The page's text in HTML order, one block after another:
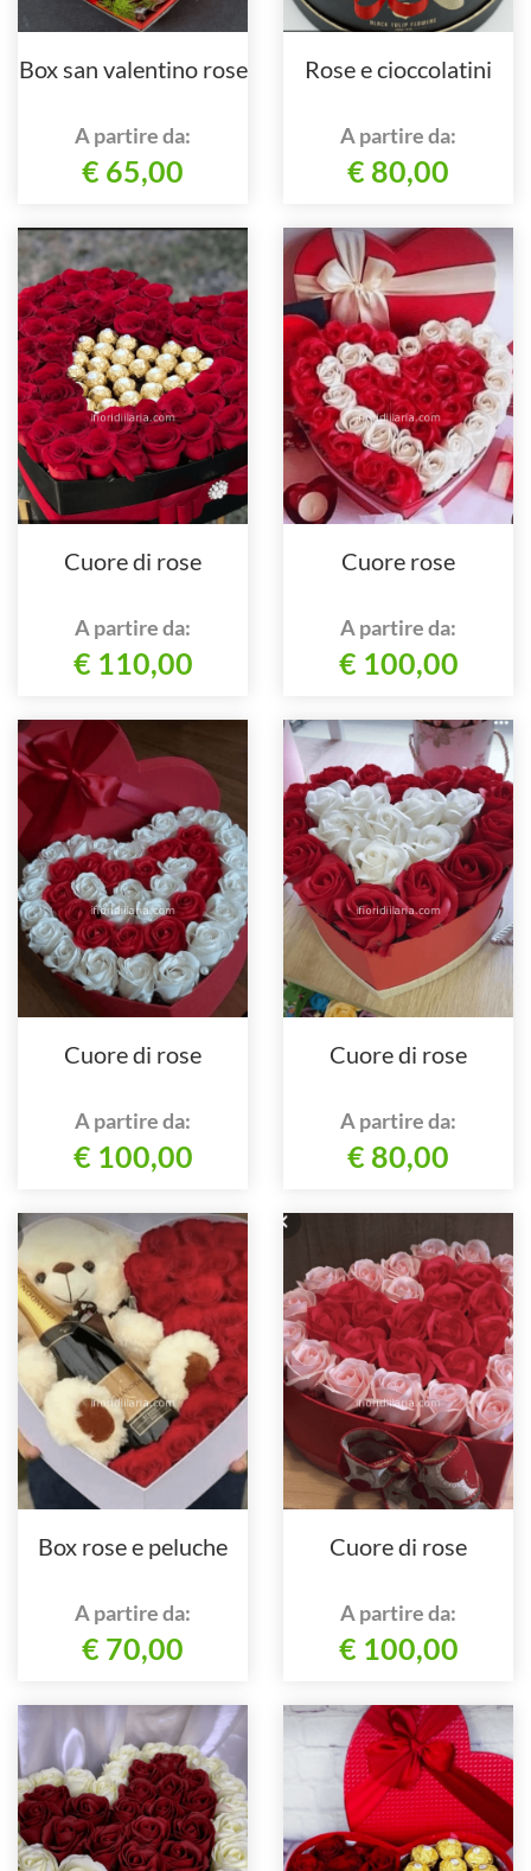
Box san valentino rose
A partire da:
€ 65,00
Rose e cioccolatini
A partire da:
€ 80,00
Cuore di rose
A partire da:
€ 110,00
Cuore rose
A partire da:
€ 100,00
Cuore di rose
A partire da:
€ 100,00
Cuore di rose
A partire da:
€ 80,00
Box rose e peluche
A partire da:
€ 70,00
Cuore di rose
A partire da:
€ 100,00